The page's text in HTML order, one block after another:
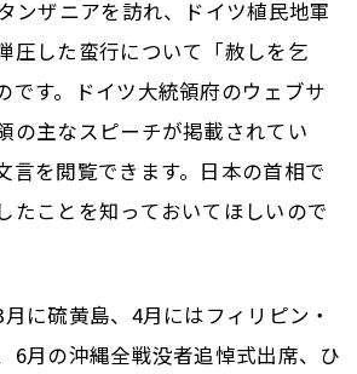
ンザニアを訪れ、ドイツ植民地軍
圧した蛮行について「赦しを乞
です。ドイツ大統領府のウェブサ
の主なスピーチが掲載されてい
言を閲覧できます。日本の首相で
たことを知っておいてほしいので
に硫黄島、4月にはフィリピン・
6月の沖縄全戦没者追悼式出席、ひ